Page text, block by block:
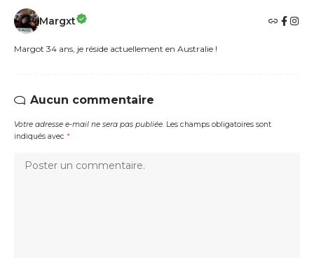
Margxt
Margot 34 ans, je réside actuellement en Australie !
Aucun commentaire
Votre adresse e-mail ne sera pas publiée. Les champs obligatoires sont
indiqués avec *